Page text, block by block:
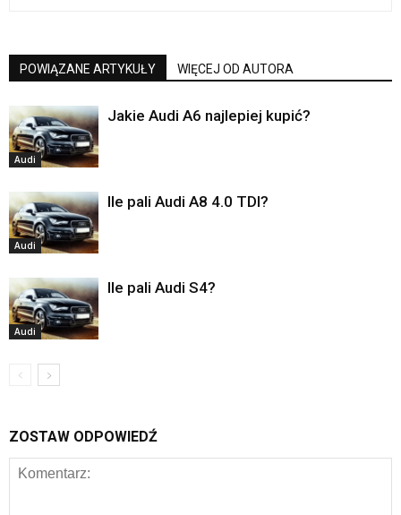
POWIĄZANE ARTYKUŁY WIĘCEJ OD AUTORA
Audi
Jakie Audi A6 najlepiej kupić?
Audi
Ile pali Audi A8 4.0 TDI?
Audi
Ile pali Audi S4?
ZOSTAW ODPOWIEDŹ